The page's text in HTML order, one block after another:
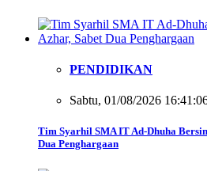
PENDIDIKAN
Sabtu, 01/08/2026
Tim Syarhil SMA IT Ad-Dhuha
Dua Penghargaan